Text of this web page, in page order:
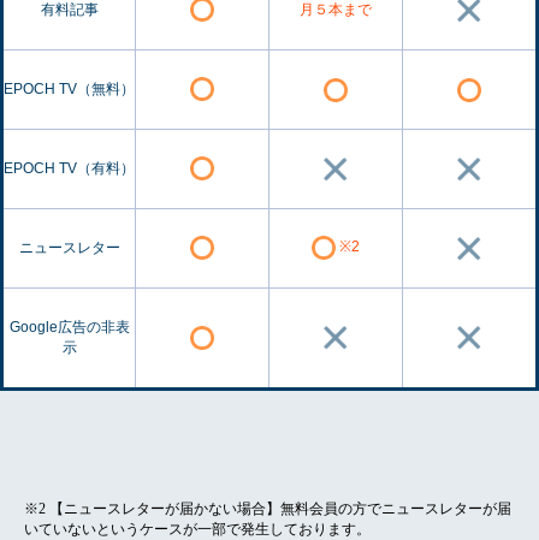
有料記事 月５本まで
EPOCH TV（無料）
EPOCH TV（有料）
ニュースレター ※2
Google広告の非表
示
※2 【ニュースレターが届かない場合】無料会員の方でニュースレターが届
いていないというケースが一部で発生しております。